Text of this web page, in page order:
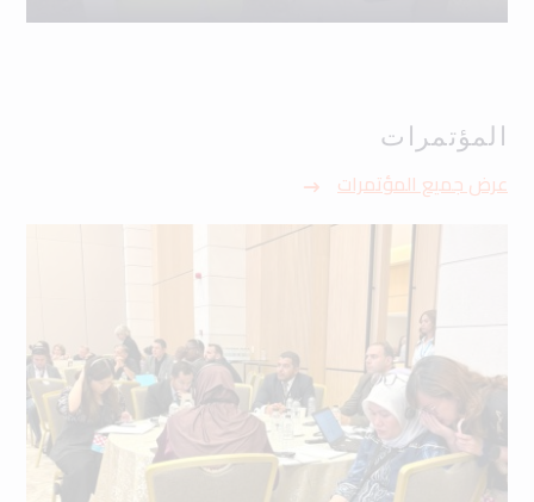
المؤتمرات
عرض جميع المؤتمرات